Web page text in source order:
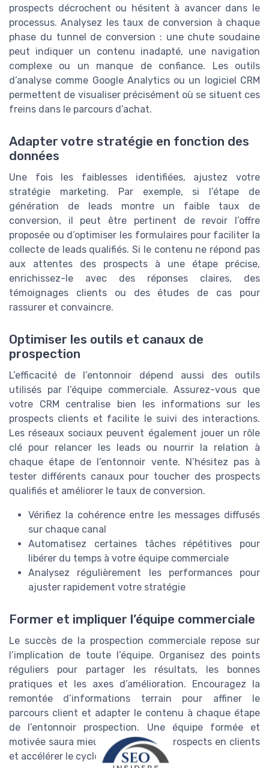
prospects décrochent ou hésitent à avancer dans le
processus. Analysez les taux de conversion à chaque
phase du tunnel de conversion : une chute soudaine
peut indiquer un contenu inadapté, une navigation
complexe ou un manque de confiance. Les outils
d’analyse comme Google Analytics ou un logiciel CRM
permettent de visualiser précisément où se situent ces
freins dans le parcours d’achat.
Adapter votre stratégie en fonction des
données
Une fois les faiblesses identifiées, ajustez votre
stratégie marketing. Par exemple, si l’étape de
génération de leads montre un faible taux de
conversion, il peut être pertinent de revoir l’offre
proposée ou d’optimiser les formulaires pour faciliter la
collecte de leads qualifiés. Si le contenu ne répond pas
aux attentes des prospects à une étape précise,
enrichissez-le avec des réponses claires, des
témoignages clients ou des études de cas pour
rassurer et convaincre.
Optimiser les outils et canaux de
prospection
L’efficacité de l’entonnoir dépend aussi des outils
utilisés par l’équipe commerciale. Assurez-vous que
votre CRM centralise bien les informations sur les
prospects clients et facilite le suivi des interactions.
Les réseaux sociaux peuvent également jouer un rôle
clé pour relancer les leads ou nourrir la relation à
chaque étape de l’entonnoir vente. N’hésitez pas à
tester différents canaux pour toucher des prospects
qualifiés et améliorer le taux de conversion.
Vérifiez la cohérence entre les messages diffusés
sur chaque canal
Automatisez certaines tâches répétitives pour
libérer du temps à votre équipe commerciale
Analysez régulièrement les performances pour
ajuster rapidement votre stratégie
Former et impliquer l’équipe commerciale
Le succès de la prospection commerciale repose sur
l’implication de toute l’équipe. Organisez des points
réguliers pour partager les résultats, les bonnes
pratiques et les axes d’amélioration. Encouragez la
remontée d’informations terrain pour affiner le
parcours client et adapter le contenu à chaque étape
de l’entonnoir prospection. Une équipe formée et
motivée saura mieux convertir les prospects en clients
et accélérer le cycle de vente.